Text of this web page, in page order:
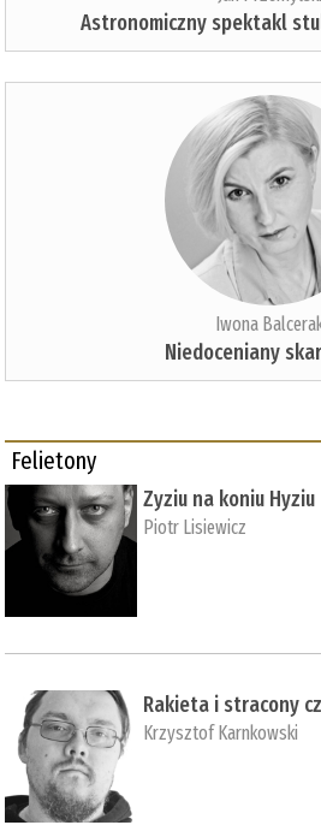
Astronomiczny spektakl
Iwona
Niedoceniany
Felietony
Zyziu na koniu Hyziu
Piotr Lisiewicz
Rakieta i stracony
Krzysztof Karnkowski